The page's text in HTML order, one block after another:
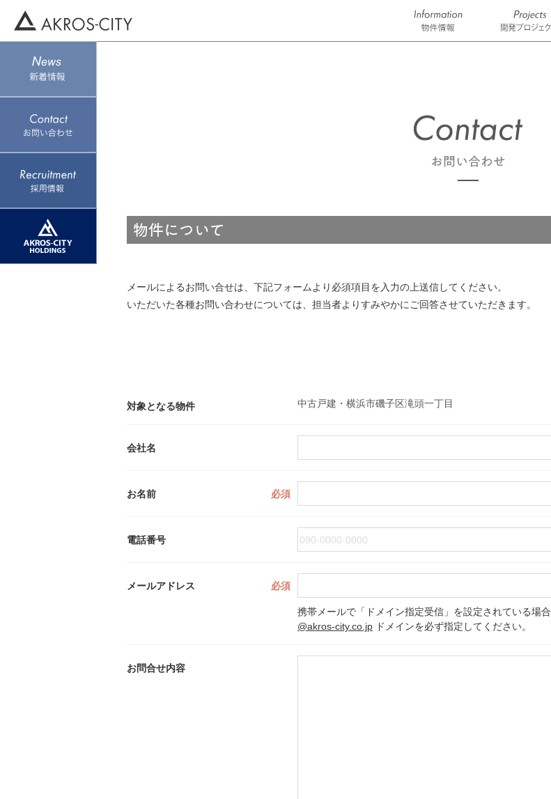
メールによるお問い合せは、下記フォームより必須項目を入力の上送信してください。
いただいた各種お問い合わせについては、担当者よりすみやかにご回答させていただきます。
対象となる物件 中古戸建・横浜市磯子区滝頭一丁目
会社名
お名前 必須
電話番号
メールアドレス 必須
携帯メールで「ドメイン指定受信」を設定されている場合
@akros-city.co.jp ドメインを必ず指定してください。
お問合せ内容